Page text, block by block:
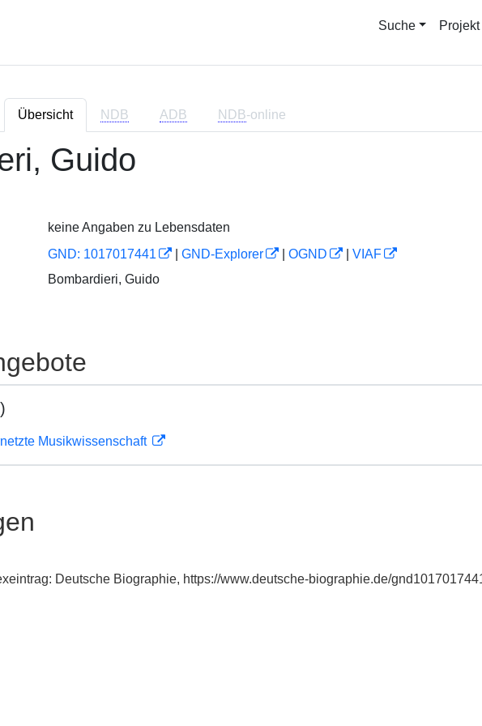
Suche Projekt
Übersicht NDB ADB NDB-online
Guido
keine Angaben zu Lebensdaten
GND: 1017017441 GND-Explorer OGND
VIAF
Bombardieri, Guido
Musikwissenschaft
Deutsche Biographie, https://www.deutsche-biographie.de/